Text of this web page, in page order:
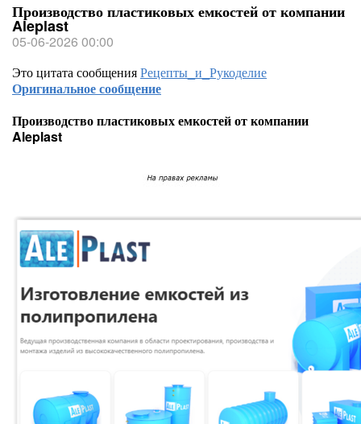
Производство пластиковых емкостей от компании
Aleplast
05-06-2026 00:00
Это цитата сообщенияРецепты_и_Рукоделие
Оригинальное сообщение
Производство пластиковых емкостей от компании
Aleplast